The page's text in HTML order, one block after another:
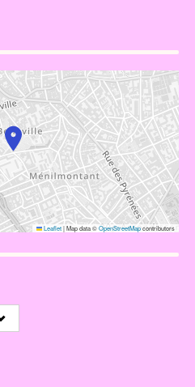
Leaflet|Map data ©OpenStreetMapcontributors